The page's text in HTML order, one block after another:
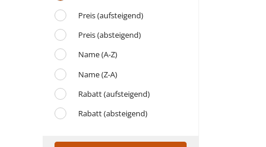
Preis (aufsteigend)
Preis (absteigend)
Name (A-Z)
Name (Z-A)
Rabatt (aufsteigend)
Rabatt (absteigend)